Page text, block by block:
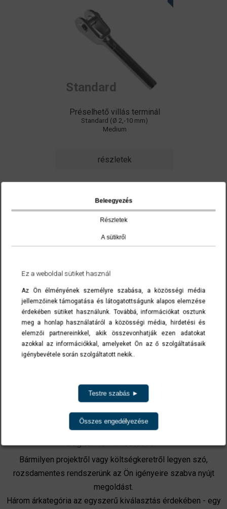
Standard
Préselhető villás terminál
Standard (Ø 2,-10 mm)
Medium
részletek
Prémium
Medium
Eco
Segítünk a választásban!
Bármilyen projektről vagy költségkeretről legyen szó,
rozsdamentes rendszerünk az Ön igényeire szabva nyújt
megoldást.
Három árkategória az egyszerű kiválasztás érdekében - egy
Beleegyezés
Részletek
A sütikről
Ez a weboldal sütiket használ
Az Ön élményének személyre szabása, a közösségi média
jellemzőinek támogatása és látogatottságunk alapos elemzése
érdekében sütiket használunk. Továbbá, információkat osztunk
meg a honlap használatáról a közösségi média, hirdetési és
elemzői partnereinkkel, akik összevonhatják ezen adatokat
azokkal az információkkal, amelyeket Ön az ő szolgáltatásaik
igénybevétele során szolgáltatott nekik..
Testre szabás ►
Összes engedélyezése